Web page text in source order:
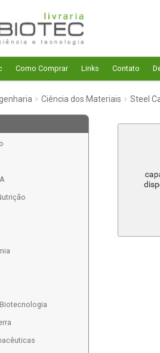
Como Comprar Links Contato
Ciência dos Materiais Steel